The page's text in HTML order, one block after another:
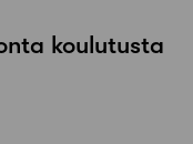
koulutusta